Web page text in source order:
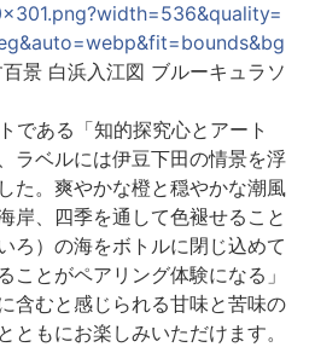
景 白浜入江図 ブルーキュラソ
である「知的探究心とアート
ラベルには伊豆下田の情景を浮
た。爽やかな橙と穏やかな潮風
岸、四季を通して色褪せること
ろ）の海をボトルに閉じ込めて
ことがペアリング体験になる」
含むと感じられる甘味と苦味の
ともにお楽しみいただけます。